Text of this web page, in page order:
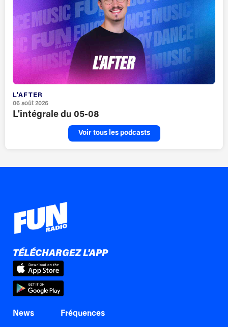
L'AFTER
06 août 2026
L'intégrale du 05-08
Voir tous les podcasts
TÉLÉCHARGEZ L'APP
News Fréquences